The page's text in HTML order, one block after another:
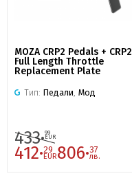
MOZA CRP2 Pedals + CRP2
Full Length Throttle
Replacement Plate
Тип: Педали, Мод
433·99
EUR
412·29
EUR806·37
лв.